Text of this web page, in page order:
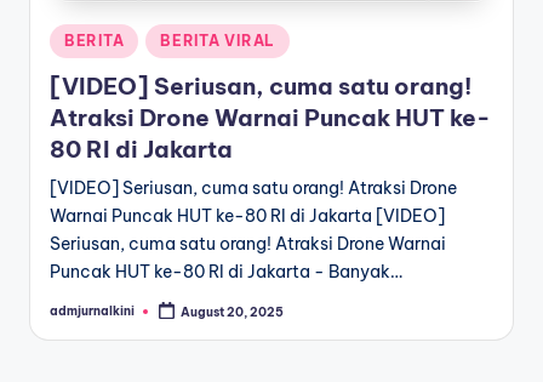
k
n
Posted
in
BERITA BERITA VIRAL
[VIDEO] Seriusan, cuma satu orang!
Atraksi Drone Warnai Puncak HUT ke-
80 RI di Jakarta
[VIDEO] Seriusan, cuma satu orang! Atraksi Drone
Warnai Puncak HUT ke-80 RI di Jakarta [VIDEO]
Seriusan, cuma satu orang! Atraksi Drone Warnai
Puncak HUT ke-80 RI di Jakarta - Banyak…
Posted
admjurnalkini August 20, 2025